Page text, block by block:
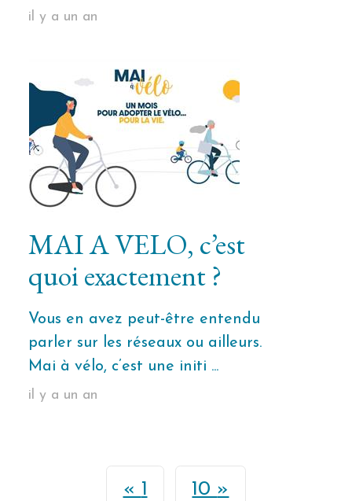
il y a un an
MAI A VELO, c’est
quoi exactement ?
Vous en avez peut-être entendu
parler sur les réseaux ou ailleurs.
Mai à vélo, c’est une initi ...
il y a un an
1 10